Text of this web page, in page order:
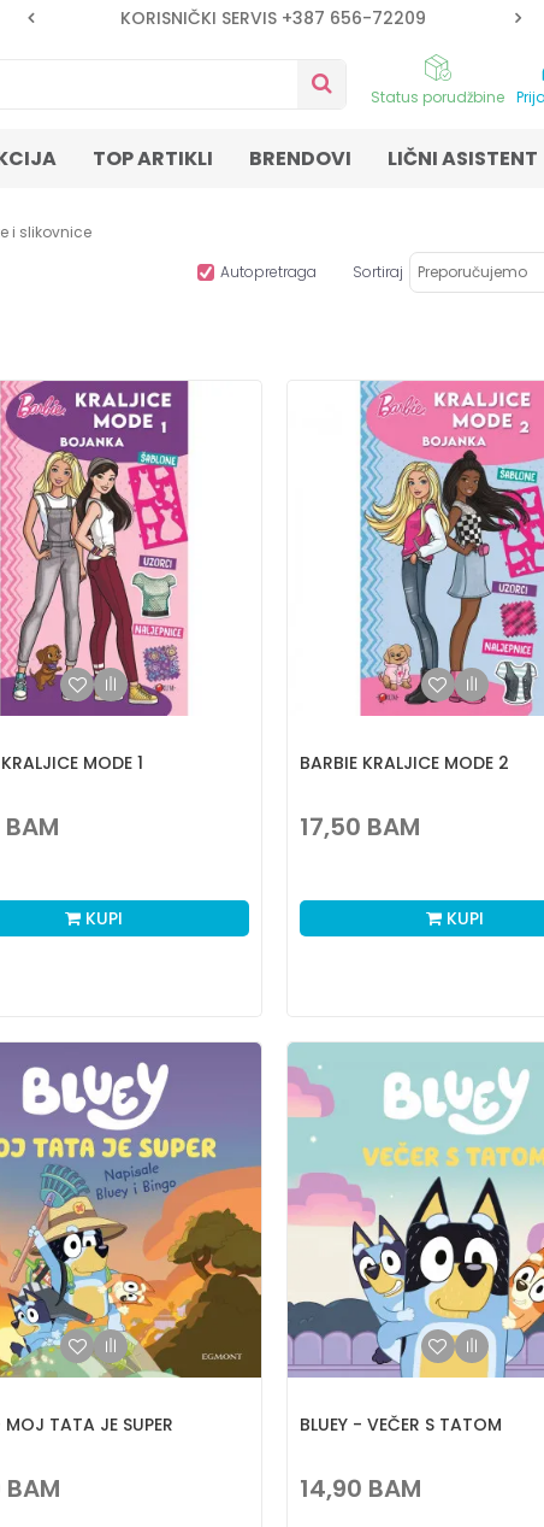
KORISNIČKI SERVIS +387 656-72209
Status porudžbine
TOP ARTIKLI BRENDOVI LIČNI ASISTENT
i slikovnice
Autopretraga Sortiraj
MODE 1
BAM
KUPI
BARBIE KRALJICE MODE 2
17,50 BAM
KUPI
MOJ TATA JE SUPER
BAM
BLUEY - VEČER S TATOM
14,90 BAM